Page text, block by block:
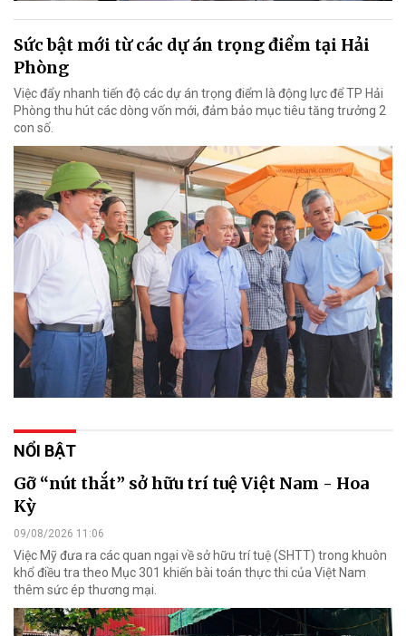
Sức bật mới từ các dự án trọng điểm tại Hải
Phòng
Việc đẩy nhanh tiến độ các dự án trọng điểm là động lực để TP Hải
Phòng thu hút các dòng vốn mới, đảm bảo mục tiêu tăng trưởng 2
con số.
NỔI BẬT
Gỡ “nút thắt” sở hữu trí tuệ Việt Nam - Hoa
Kỳ
09/08/2026 11:06
Việc Mỹ đưa ra các quan ngại về sở hữu trí tuệ (SHTT) trong khuôn
khổ điều tra theo Mục 301 khiến bài toán thực thi của Việt Nam
thêm sức ép thương mại.